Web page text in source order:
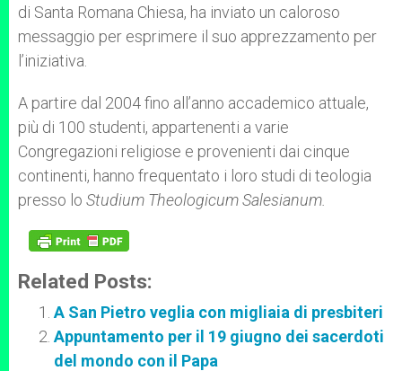
di Santa Romana Chiesa, ha inviato un caloroso
messaggio per esprimere il suo apprezzamento per
l’iniziativa.
A partire dal 2004 fino all’anno accademico attuale,
più di 100 studenti, appartenenti a varie
Congregazioni religiose e provenienti dai cinque
continenti, hanno frequentato i loro studi di teologia
presso lo Studium Theologicum Salesianum.
Related Posts:
A San Pietro veglia con migliaia di presbiteri
Appuntamento per il 19 giugno dei sacerdoti
del mondo con il Papa